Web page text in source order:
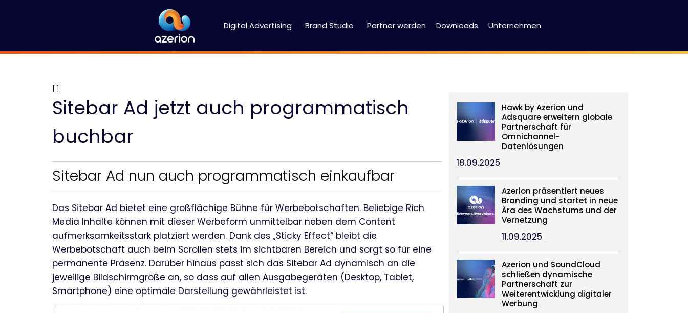
Digital Advertising Brand Studio Partner werden Downloads Unternehmen
Sitebar Ad jetzt auch programmatisch
buchbar
Sitebar Ad nun auch programmatisch einkaufbar
Das Sitebar Ad bietet eine großflächige Bühne für Werbebotschaften. Beliebige Rich
Media Inhalte können mit dieser Werbeform unmittelbar neben dem Content
aufmerksamkeitsstark platziert werden. Dank des „Sticky Effect“ bleibt die
Werbebotschaft auch beim Scrollen stets im sichtbaren Bereich und sorgt so für eine
permanente Präsenz. Darüber hinaus passt sich das Sitebar Ad dynamisch an die
jeweilige Bildschirmgröße an, so dass auf allen Ausgabegeräten (Desktop, Tablet,
Smartphone) eine optimale Darstellung gewährleistet ist.
Hawk by Azerion und
Adsquare erweitern globale
Partnerschaft für
Omnichannel-
Datenlösungen
18.09.2025
Azerion präsentiert neues
Branding und startet in neue
Ära des Wachstums und der
Vernetzung
11.09.2025
Azerion und SoundCloud
schließen dynamische
Partnerschaft zur
Weiterentwicklung digitaler
Werbung